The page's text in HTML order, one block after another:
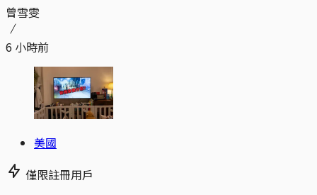
曾雪雯
6 小時前
美國
僅限註冊用戶